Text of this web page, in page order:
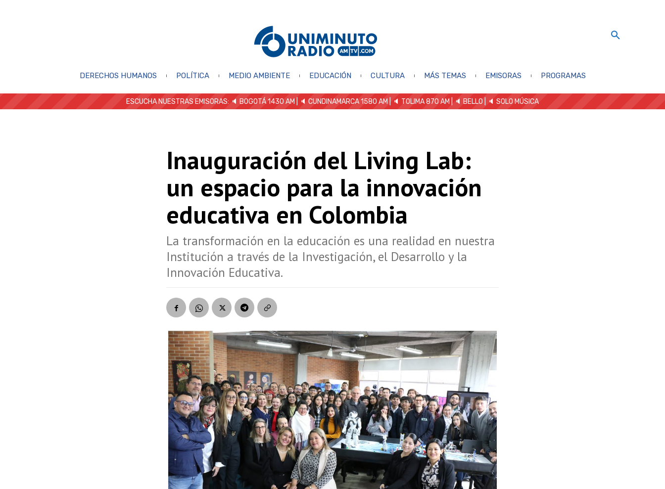
DERECHOS HUMANOS POLÍTICA MEDIO AMBIENTE EDUCACIÓN CULTURA MÁS TEMAS EMISORAS PROGRAMAS
ESCUCHA NUESTRAS EMISORAS: 🔈 BOGOTÁ 1430 AM | 🔈 CUNDINAMARCA 1580 AM | 🔈 TOLIMA 870 AM | 🔈 BELLO 🔈 SOLO MÚSICA
Inauguración del Living Lab:
un espacio para la innovación
educativa en Colombia
La transformación en la educación es una realidad en nuestra
Institución a través de la Investigación, el Desarrollo y la
Innovación Educativa.